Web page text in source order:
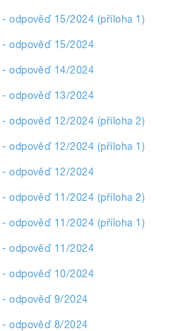
odpověď 15/2024 (příloha 1)
- odpověď 15/2024
- odpověď 14/2024
- odpověď 13/2024
odpověď 12/2024 (příloha 2)
odpověď 12/2024 (příloha 1)
- odpověď 12/2024
odpověď 11/2024 (příloha 2)
odpověď 11/2024 (příloha 1)
- odpověď 11/2024
- odpověď 10/2024
- odpověď 9/2024
- odpověď 8/2024